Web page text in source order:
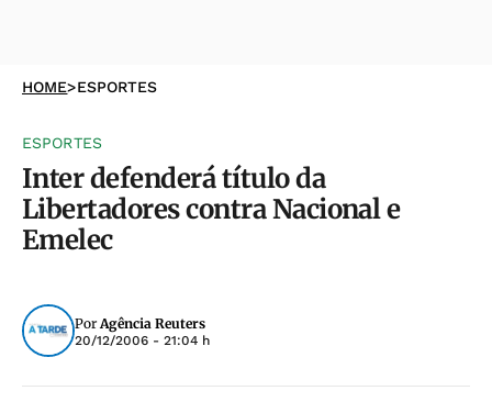
HOME>ESPORTES
ESPORTES
Inter defenderá título da
Libertadores contra Nacional e
Emelec
PorAgência Reuters
20/12/2006 - 21:04 h